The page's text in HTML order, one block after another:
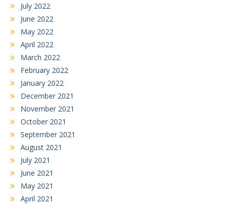
July 2022
June 2022
May 2022
April 2022
March 2022
February 2022
January 2022
December 2021
November 2021
October 2021
September 2021
August 2021
July 2021
June 2021
May 2021
April 2021